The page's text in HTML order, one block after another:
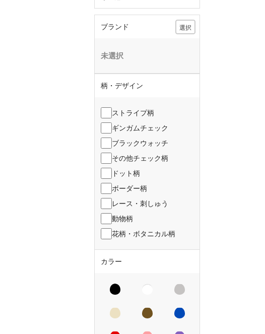
ブランド 選択
未選択
柄・デザイン
ストライプ柄
ギンガムチェック
ブラックウォッチ
その他チェック柄
ドット柄
ボーダー柄
レース・刺しゅう
動物柄
花柄・ボタニカル柄
カラー